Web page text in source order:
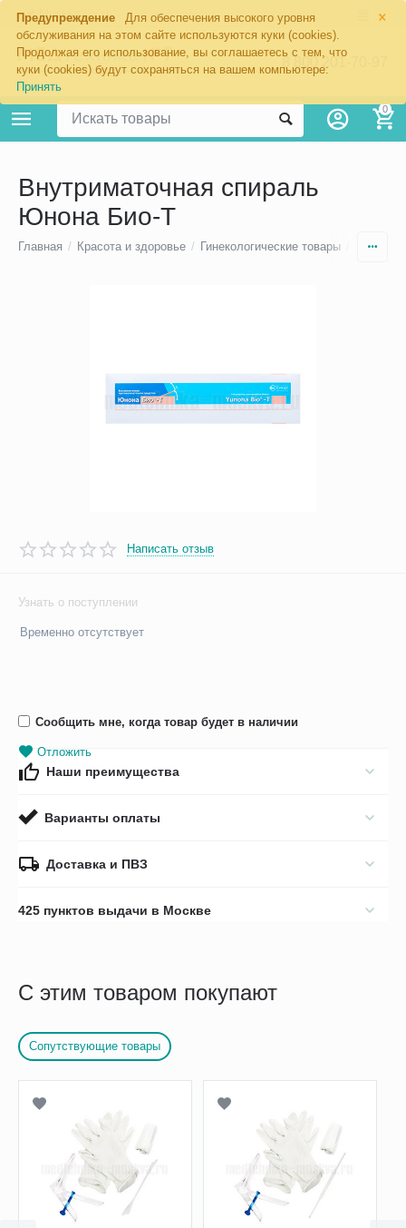
×
Предупреждение
Для обеспечения высокого уровня
обслуживания на этом сайте используются куки (cookies).
Продолжая его использование, вы соглашаетесь с тем, что
куки (cookies) будут сохраняться на вашем компьютере:
Принять
Москва
8 800 201-70-97
0
Внутриматочная спираль
Юнона Био-Т
Главная / Красота и здоровье / Гинекологические товары
Написать отзыв
Узнать о поступлении
Временно отсутствует
Сообщить мне, когда товар будет в наличии
Отложить
Наши преимущества
Варианты оплаты
Доставка и ПВЗ
425 пунктов выдачи в Москве
С этим товаром покупают
Сопутствующие товары